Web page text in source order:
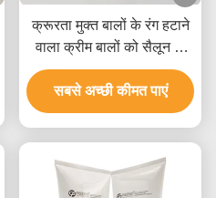
क्रूरता मुक्त बालों के रंग हटाने
वाला क्रीम बालों को सैलून के
उपयोग के लिए सफेद करने वाला
9 स्तर
सबसे अच्छी कीमत पाएं